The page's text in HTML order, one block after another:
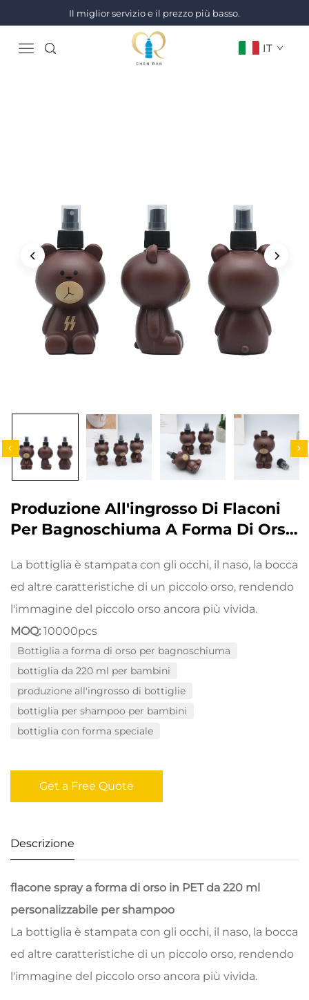
Il miglior servizio e il prezzo più basso.
IT
Produzione All'ingrosso Di Flaconi
Per Bagnoschiuma A Forma Di Orso
Bambini
La bottiglia è stampata con gli occhi, il naso, la bocca
ed altre caratteristiche di un piccolo orso, rendendo
l'immagine del piccolo orso ancora più vivida.
MOQ: 10000pcs
Bottiglia a forma di orso per bagnoschiuma
bottiglia da 220 ml per bambini
produzione all'ingrosso di bottiglie
bottiglia per shampoo per bambini
bottiglia con forma speciale
Get a Free Quote
Descrizione
flacone spray a forma di orso in PET da 220 ml
personalizzabile per shampoo
La bottiglia è stampata con gli occhi, il naso, la bocca
ed altre caratteristiche di un piccolo orso, rendendo
l'immagine del piccolo orso ancora più vivida.